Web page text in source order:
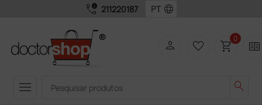
call_quality 211220187 language
menu search
person favorite_border shopping_cart0 two_pager